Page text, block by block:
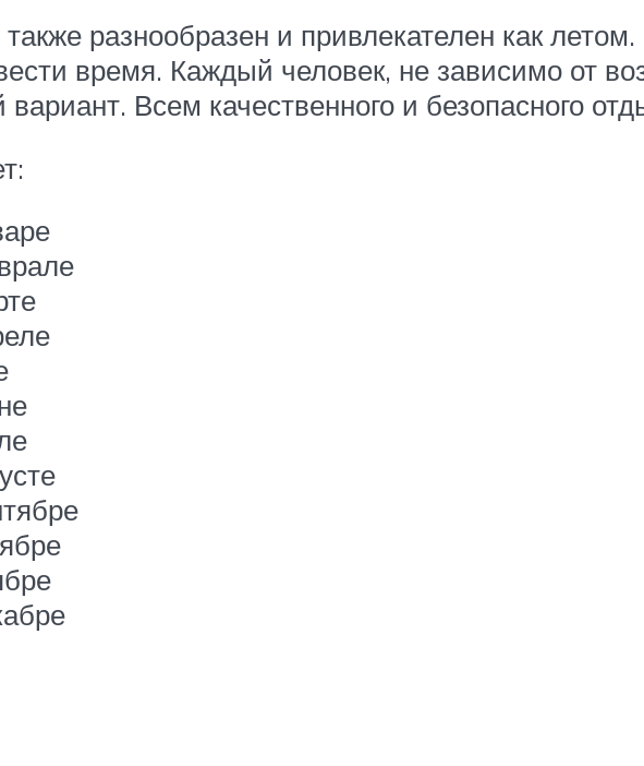
разнообразен и привлекателен как
время. Каждый человек, не зависимо от
Всем качественного и безопасного